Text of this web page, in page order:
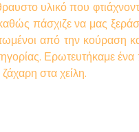
υλικό που
πάσχιζε να μας
από την κούραση
Ερωτευτήκαμε
στα χείλη.